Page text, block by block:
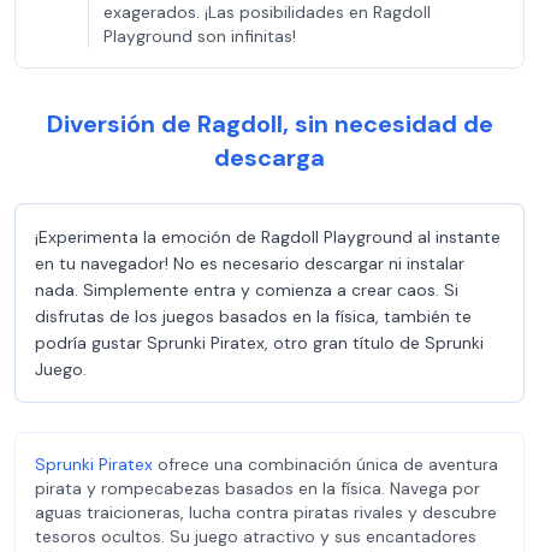
exagerados. ¡Las posibilidades en Ragdoll
Playground son infinitas!
Diversión de Ragdoll, sin necesidad de
descarga
¡Experimenta la emoción de Ragdoll Playground al instante
en tu navegador! No es necesario descargar ni instalar
nada. Simplemente entra y comienza a crear caos. Si
disfrutas de los juegos basados en la física, también te
podría gustar Sprunki Piratex, otro gran título de Sprunki
Juego.
Sprunki Piratex ofrece una combinación única de aventura
pirata y rompecabezas basados en la física. Navega por
aguas traicioneras, lucha contra piratas rivales y descubre
tesoros ocultos. Su juego atractivo y sus encantadores